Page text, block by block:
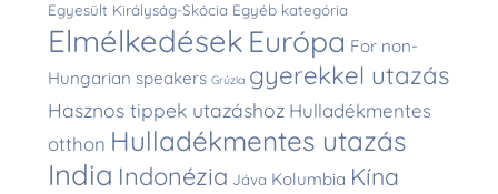
Egyesült Királyság-Skócia Egyéb kategória
Elmélkedések Európa For non-
Hungarian speakers Grúzia gyerekkel utazás
Hasznos tippek utazáshoz Hulladékmentes
otthon Hulladékmentes utazás
India Indonézia Jáva Kolumbia Kína